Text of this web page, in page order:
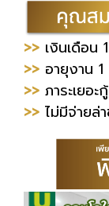
>> เงินเดือน
>> อายุงาน
>> ภาระเยอะ
>> ไม่มีจ่ายล่